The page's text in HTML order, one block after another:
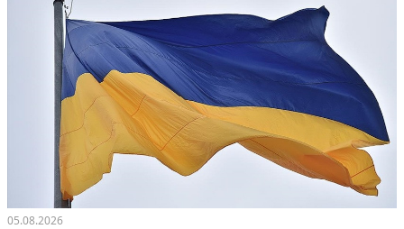
05.08.2026